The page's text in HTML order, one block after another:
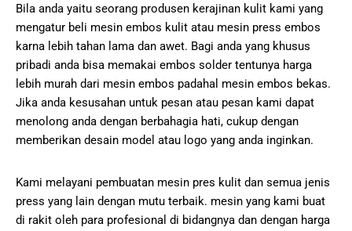
Bila anda yaitu seorang produsen kerajinan kulit kami yang
mengatur beli mesin embos kulit atau mesin press embos
karna lebih tahan lama dan awet. Bagi anda yang khusus
pribadi anda bisa memakai embos solder tentunya harga
lebih murah dari mesin embos padahal mesin embos bekas.
Jika anda kesusahan untuk pesan atau pesan kami dapat
menolong anda dengan berbahagia hati, cukup dengan
memberikan desain model atau logo yang anda inginkan.
Kami melayani pembuatan mesin pres kulit dan semua jenis
press yang lain dengan mutu terbaik. mesin yang kami buat
di rakit oleh para profesional di bidangnya dan dengan harga